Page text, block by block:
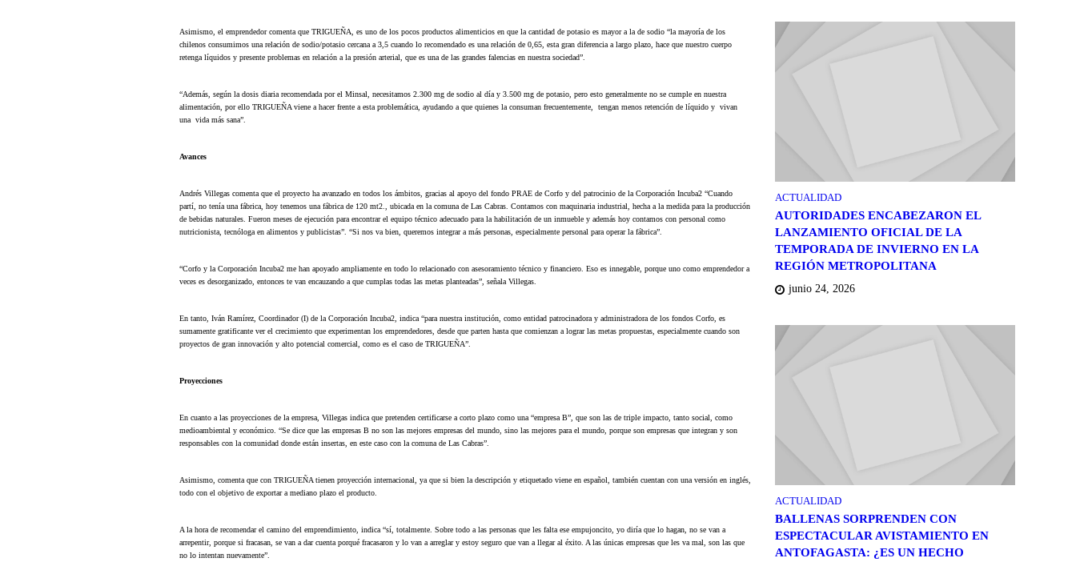
Asimismo, el emprendedor comenta que TRIGUEÑA, es uno de los pocos productos alimenticios en que la cantidad de potasio es mayor a la de sodio “la mayoría de los
chilenos consumimos una relación de sodio/potasio cercana a 3,5 cuando lo recomendado es una relación de 0,65, esta gran diferencia a largo plazo, hace que nuestro cuerpo
retenga líquidos y presente problemas en relación a la presión arterial, que es una de las grandes falencias en nuestra sociedad”.
“Además, según la dosis diaria recomendada por el Minsal, necesitamos 2.300 mg de sodio al día y 3.500 mg de potasio, pero esto generalmente no se cumple en nuestra
alimentación, por ello TRIGUEÑA viene a hacer frente a esta problemática, ayudando a que quienes la consuman frecuentemente, tengan menos retención de líquido y vivan
una vida más sana”.
Avances
Andrés Villegas comenta que el proyecto ha avanzado en todos los ámbitos, gracias al apoyo del fondo PRAE de Corfo y del patrocinio de la Corporación Incuba2 “Cuando
partí, no tenía una fábrica, hoy tenemos una fábrica de 120 mt2., ubicada en la comuna de Las Cabras. Contamos con maquinaria industrial, hecha a la medida para la producción
de bebidas naturales. Fueron meses de ejecución para encontrar el equipo técnico adecuado para la habilitación de un inmueble y además hoy contamos con personal como
nutricionista, tecnóloga en alimentos y publicistas”. “Si nos va bien, queremos integrar a más personas, especialmente personal para operar la fábrica”.
“Corfo y la Corporación Incuba2 me han apoyado ampliamente en todo lo relacionado con asesoramiento técnico y financiero. Eso es innegable, porque uno como emprendedor a
veces es desorganizado, entonces te van encauzando a que cumplas todas las metas planteadas”, señala Villegas.
En tanto, Iván Ramírez, Coordinador (I) de la Corporación Incuba2, indica “para nuestra institución, como entidad patrocinadora y administradora de los fondos Corfo, es
sumamente gratificante ver el crecimiento que experimentan los emprendedores, desde que parten hasta que comienzan a lograr las metas propuestas, especialmente cuando son
proyectos de gran innovación y alto potencial comercial, como es el caso de TRIGUEÑA”.
Proyecciones
En cuanto a las proyecciones de la empresa, Villegas indica que pretenden certificarse a corto plazo como una “empresa B”, que son las de triple impacto, tanto social, como
medioambiental y económico. “Se dice que las empresas B no son las mejores empresas del mundo, sino las mejores para el mundo, porque son empresas que integran y son
responsables con la comunidad donde están insertas, en este caso con la comuna de Las Cabras”.
Asimismo, comenta que con TRIGUEÑA tienen proyección internacional, ya que si bien la descripción y etiquetado viene en español, también cuentan con una versión en inglés,
todo con el objetivo de exportar a mediano plazo el producto.
A la hora de recomendar el camino del emprendimiento, indica “sí, totalmente. Sobre todo a las personas que les falta ese empujoncito, yo diría que lo hagan, no se van a
arrepentir, porque si fracasan, se van a dar cuenta porqué fracasaron y lo van a arreglar y estoy seguro que van a llegar al éxito. A las únicas empresas que les va mal, son las que
no lo intentan nuevamente”.
ACTUALIDAD
AUTORIDADES ENCABEZARON EL
LANZAMIENTO OFICIAL DE LA
TEMPORADA DE INVIERNO EN LA
REGIÓN METROPOLITANA
junio 24, 2026
ACTUALIDAD
BALLENAS SORPRENDEN CON
ESPECTACULAR AVISTAMIENTO EN
ANTOFAGASTA: ¿ES UN HECHO